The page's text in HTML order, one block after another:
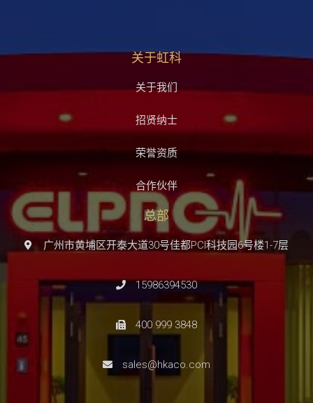
关于虹科
关于我们
招贤纳士
荣誉资质
合作伙伴
总部
广州市黄埔区开泰大道30号佳都PCI科技园6号楼1-7层
15986394530
400 999 3848
sales@hkaco.com